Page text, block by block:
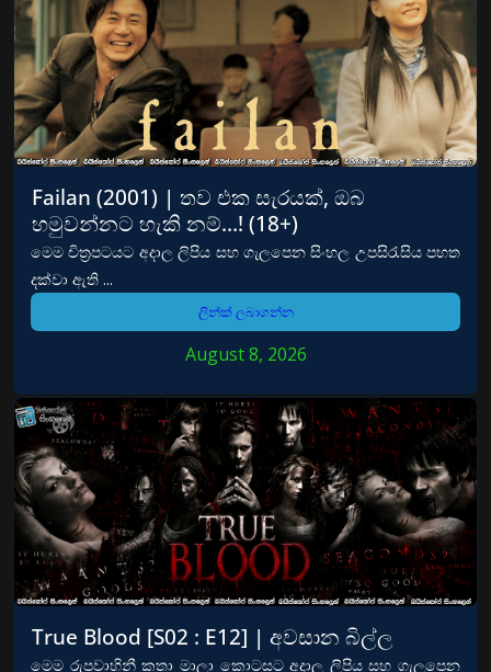
Failan (2001) | තව එක සැරයක්, ඔබ
හමුවන්නට හැකි නම්…! (18+)
මෙම චිත්‍රපටයට අදාල ලිපිය සහ ගැලපෙන සිංහල උපසිරැසිය පහත
දක්වා ඇති ...
ලින්ක් ලබාගන්න
August 8, 2026
True Blood [S02 : E12] | අවසාන බිල්ල
මෙම රුපවාහිනී කතා මාලා කොටසට අදාල ලිපිය සහ ගැලපෙන